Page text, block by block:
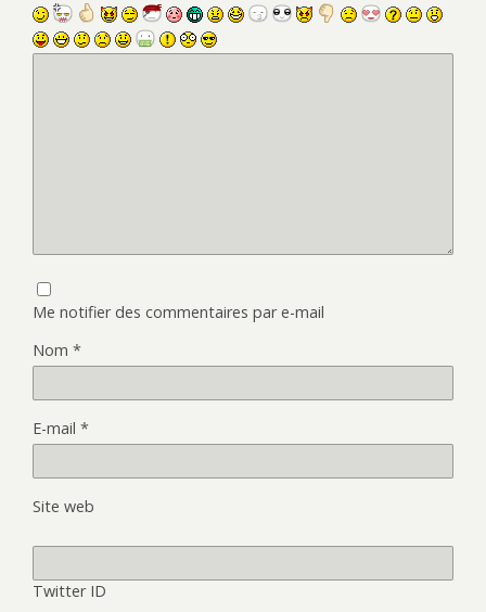
Me notifier des commentaires par e-mail
Nom *
E-mail *
Site web
Twitter ID